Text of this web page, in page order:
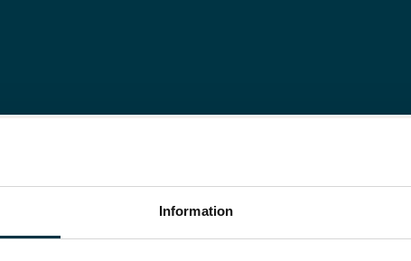
Information